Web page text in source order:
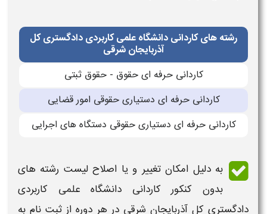
رشته های کاردانی دانشگاه علمی کاربردی دادگستری کل
آذربایجان شرقی
کاردانی حرفه ای حقوق - حقوق ثبتی
کاردانی حرفه ای دستیاری حقوقی امور قضایی
کاردانی حرفه ای دستیاری حقوقی دستگاه های اجرایی
به دلیل امکان تغییر و یا اصلاحلیست رشته های
بدون کنکور کاردانی دانشگاه علمی کاربردی
دادگستری کل آذربایجان شرقی​ در هر دوره از ثبت نام به